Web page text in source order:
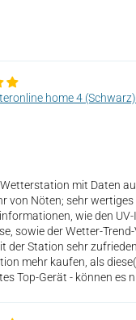
home 4
mit Daten
von Nöten; sehr
wie den
sowie der Wetter-
der Station sehr
mehr kaufen, als
Top-Gerät - können es